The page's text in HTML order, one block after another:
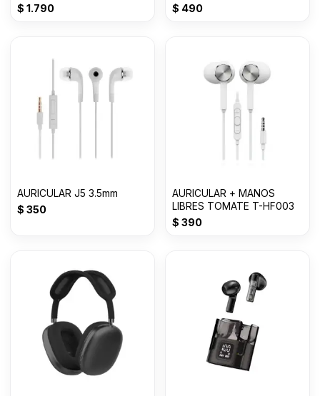
$ 1.790
BASS 3.0mm MDR-
$ 490
AURICULAR J5 3.5mm
$ 350
AURICULAR + MANOS
LIBRES TOMATE T-HF003
$ 390